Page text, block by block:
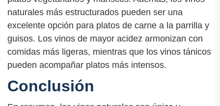
naturales más estructurados pueden ser una
excelente opción para platos de carne a la parrilla y
guisos. Los vinos de mayor acidez armonizan con
comidas más ligeras, mientras que los vinos tánicos
pueden acompañar platos más intensos.
Conclusión